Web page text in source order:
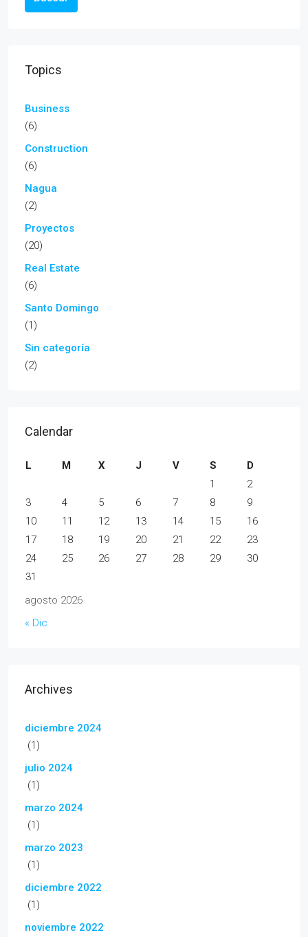
Topics
Business
(6)
Construction
(6)
Nagua
(2)
Proyectos
(20)
Real Estate
(6)
Santo Domingo
(1)
Sin categoría
(2)
Calendar
agosto 2026
L M X J V S
D
1
2
3
4 5 6 7 8
9
10
11 12 13 14 15
16
17
18 19 20 21 22
23
24
25 26 27 28 29
30
31
« Dic
Archives
diciembre 2024
(1)
julio 2024
(1)
marzo 2024
(1)
marzo 2023
(1)
diciembre 2022
(1)
noviembre 2022